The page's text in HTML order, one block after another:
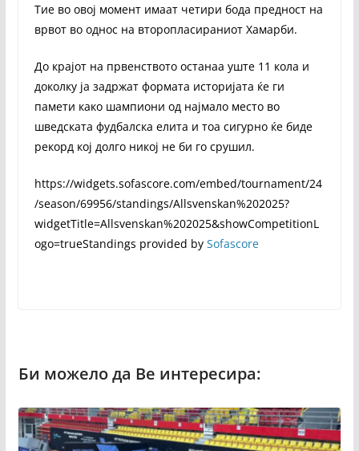
Тие во овој момент имаат четири бода предност на
врвот во однос на второпласираниот Хамарби.
До крајот на првенството останаа уште 11 кола и
доколку ја задржат формата историјата ќе ги
памети како шампиони од најмало место во
шведската фудбалска елита и тоа сигурно ќе биде
рекорд кој долго никој не би го срушил.
https://widgets.sofascore.com/embed/tournament/24
/season/69956/standings/Allsvenskan%202025?
widgetTitle=Allsvenskan%202025&showCompetitionL
ogo=trueStandings provided by Sofascore